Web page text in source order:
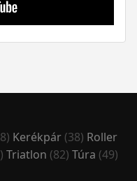
Kerékpár (38) Roller
Triatlon (82) Túra (49)